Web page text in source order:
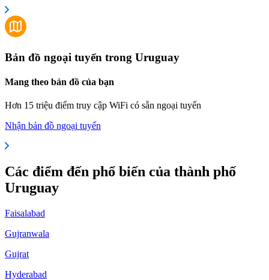
Bản đồ ngoại tuyến trong Uruguay
Mang theo bản đồ của bạn
Hơn 15 triệu điểm truy cập WiFi có sẵn ngoại tuyến
Nhận bản đồ ngoại tuyến
Các điểm đến phổ biến của thành phố
Uruguay
Faisalabad
Gujranwala
Gujrat
Hyderabad